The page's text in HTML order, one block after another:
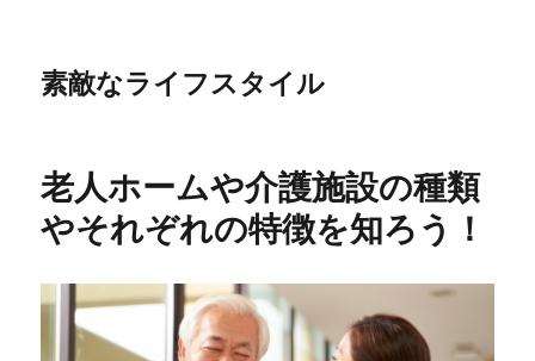
素敵なライフスタイル
老人ホームや介護施設の種類
やそれぞれの特徴を知ろう！